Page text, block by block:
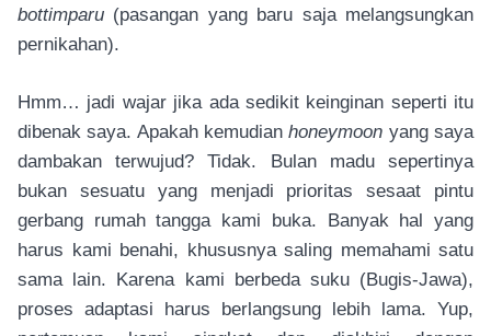
bottimparu (pasangan yang baru saja melangsungkan
pernikahan).
Hmm… jadi wajar jika ada sedikit keinginan seperti itu
dibenak saya. Apakah kemudianhoneymoon yang saya
dambakan terwujud? Tidak. Bulan madu sepertinya
bukan sesuatu yang menjadi prioritas sesaat pintu
gerbang rumah tangga kami buka. Banyak hal yang
harus kami benahi, khususnya saling memahami satu
sama lain. Karena kami berbeda suku (Bugis-Jawa),
proses adaptasi harus berlangsung lebih lama. Yup,